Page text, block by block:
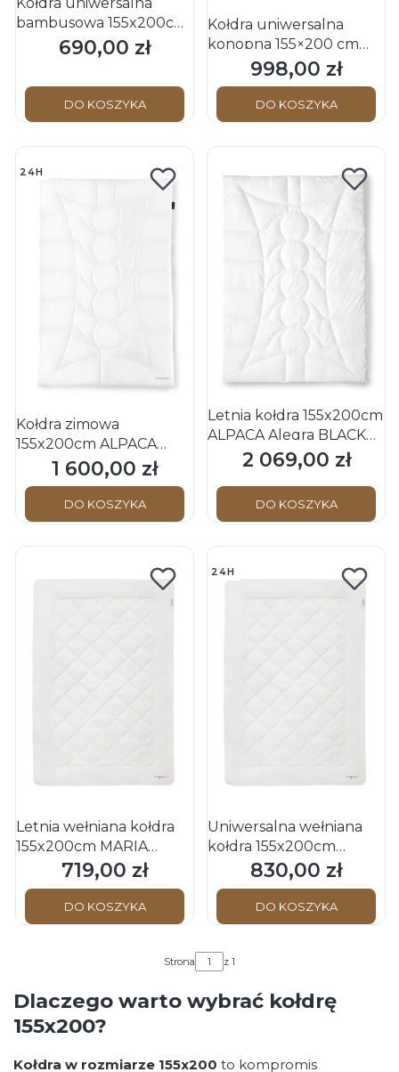
bambusowa 155x200cm
BIANCA Mono
Schwarzwald OBB
Cena
690,00 zł
DO KOSZYKA
Kołdra uniwersalna
konopna 155×200 cm
HANNE Hemp BIO
Schwarzwald OBB
Cena
998,00 zł
DO KOSZYKA
24H
Kołdra zimowa
155x200cm ALPACA
Alegra2 BLACK FOREST
Schwarzwald OBB
Cena
1 600,00 zł
DO KOSZYKA
Letnia kołdra 155x200cm
ALPACA Alegra BLACK
FOREST (biała wełna
Cena
2 069,00 zł
DO KOSZYKA
Letnia wełniana kołdra
155x200cm MARIA
Schwarzwald OBB
Cena
719,00 zł
DO KOSZYKA
24H
Uniwersalna wełniana
kołdra 155x200cm
MARIA Schwarzwald
OBB
Cena
830,00 zł
DO KOSZYKA
Strona z 1
Dlaczego warto wybrać kołdrę
155x200?
Kołdra w rozmiarze 155x200 to kompromis